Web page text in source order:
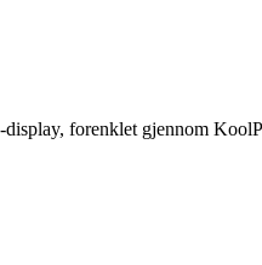
forenklet gjennom